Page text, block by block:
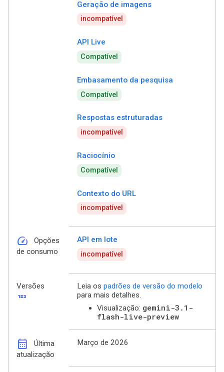
Geração de imagens
incompatível
API Live
Compatível
Embasamento da pesquisa
Compatível
Respostas estruturadas
incompatível
Raciocínio
Compatível
Contexto do URL
incompatível
speed
Opções
de consumo
API em lote
incompatível
Versões
123
Leia os padrões de versão do modelo
para mais detalhes.
Visualização: gemini-3.1-
flash-live-preview
calendar_month
Última
atualização
Março de 2026